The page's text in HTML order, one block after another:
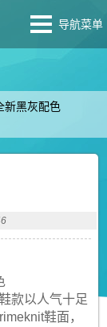
导航菜单
新黑灰配色
款以人气十足
鞋面，